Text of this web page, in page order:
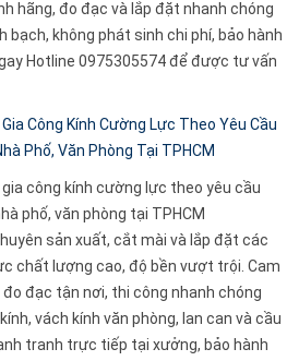
hãng, đo đạc và lắp đặt nhanh chóng
bạch, không phát sinh chi phí, bảo hành
Hotline 0975305574 để được tư vấn
Gia Công Kính Cường Lực Theo Yêu Cầu
Phố, Văn Phòng Tại TPHCM
gia công kính cường lực theo yêu cầu
phố, văn phòng tại TPHCM
sản xuất, cắt mài và lắp đặt các
chất lượng cao, độ bền vượt trội. Cam
đạc tận nơi, thi công nhanh chóng
vách kính văn phòng, lan can và cầu
tranh trực tiếp tại xưởng, bảo hành